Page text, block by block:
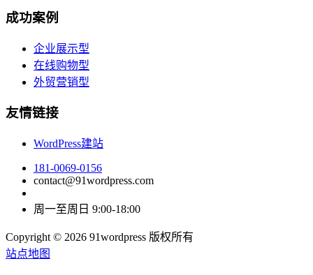
成功案例
企业展示型
在线购物型
外贸营销型
友情链接
WordPress建站
181-0069-0156
contact@91wordpress.com
周一至周日 9:00-18:00
Copyright © 2026 91wordpress 版权所有
站点地图